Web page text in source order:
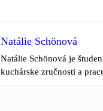
Natálie Schönová
Natálie Schönová je
kuchárske zručnosti a